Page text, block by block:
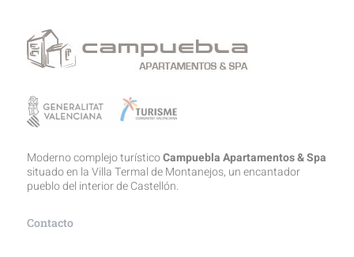
Moderno complejo turísticoCampuebla Apartamentos & Spa
situado en la Villa Termal de Montanejos, un encantador
pueblo del interior de Castellón.
Contacto